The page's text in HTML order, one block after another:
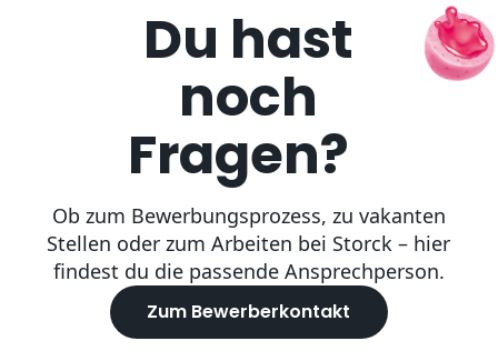
Du hast
noch
Fragen?
Ob zum Bewerbungsprozess, zu vakanten
Stellen oder zum Arbeiten bei Storck – hier
findest du die passende Ansprechperson.
Zum Bewerberkontakt